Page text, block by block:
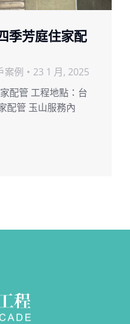
季芳庭住家配
案例
23 1 月, 2025
配管 工程地點：台
配管 玉山服務內